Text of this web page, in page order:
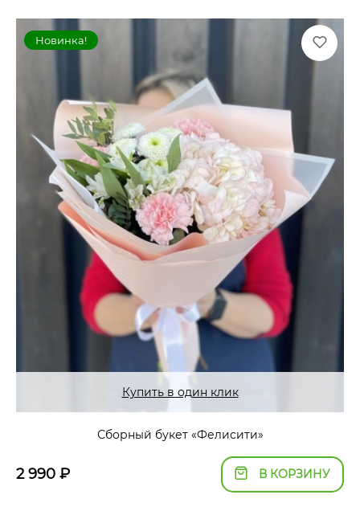
Новинка!
Купить в один клик
Сборный букет «Фелисити»
2 990 ₽ В КОРЗИНУ